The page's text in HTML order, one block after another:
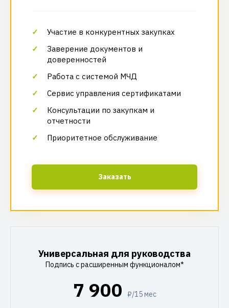
Участие в конкурентных закупках
Заверение документов и
доверенностей
Работа с системой МЧД
Сервис управления сертификатами
Консультации по закупкам и
отчетности
Приоритетное обслуживание
Заказать
Универсальная для руководства
Подпись с расширенным функционалом*
7 900 ₽/15 мес